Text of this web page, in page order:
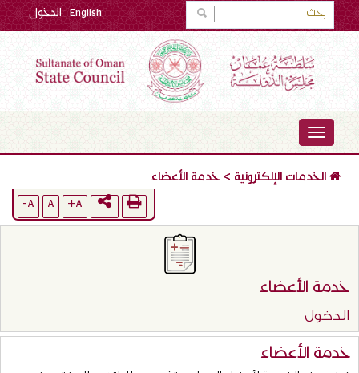
الدخول English
TOGGLE
NAVIGATION
الخدمات الإلكترونية >خدمة الأعضاء
A+
A
A-
خدمة الأعضاء
الدخول
خدمة الأعضاء